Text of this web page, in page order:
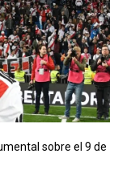
sobre el 9 de